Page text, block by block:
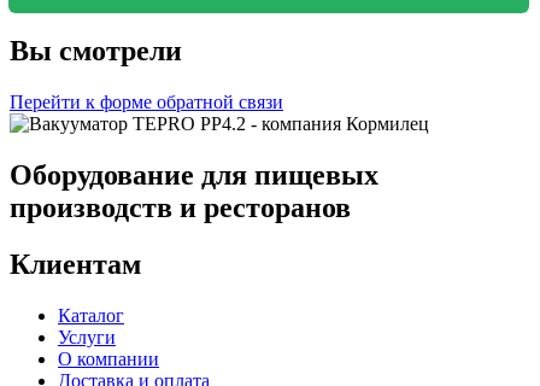
Вы смотрели
Перейти к форме обратной связи
Оборудование для пищевых
производств и ресторанов
Клиентам
Каталог
Услуги
О компании
Доставка и оплата